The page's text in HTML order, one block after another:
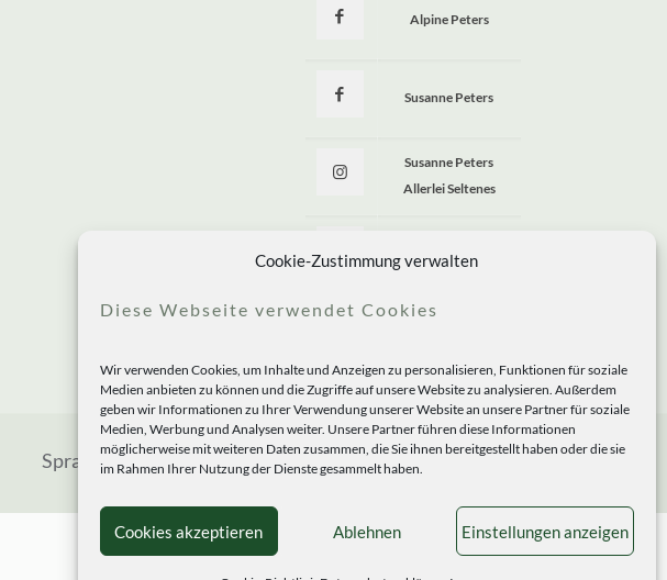
Cookie-Zustimmung verwalten
Diese Webseite verwendet Cookies
Wir verwenden Cookies, um Inhalte und Anzeigen zu personalisieren, Funktionen für soziale
Medien anbieten zu können und die Zugriffe auf unsere Website zu analysieren. Außerdem
geben wir Informationen zu Ihrer Verwendung unserer Website an unsere Partner für soziale
Medien, Werbung und Analysen weiter. Unsere Partner führen diese Informationen
möglicherweise mit weiteren Daten zusammen, die Sie ihnen bereitgestellt haben oder die sie
im Rahmen Ihrer Nutzung der Dienste gesammelt haben.
Cookies akzeptieren Ablehnen Einstellungen anzeigen
Alpine Peters
Susanne Peters
Susanne Peters
Allerlei Seltenes
Allerlei Seltenes
Sprachen